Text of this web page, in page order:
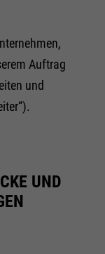
Auftrag
und
UND